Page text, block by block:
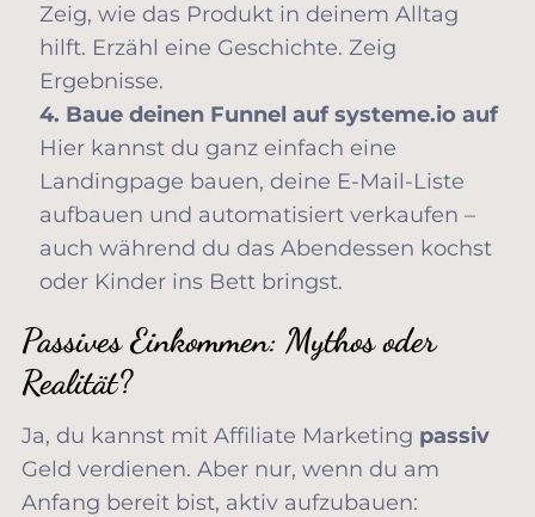
Zeig, wie das Produkt in deinem Alltag
hilft. Erzähl eine Geschichte. Zeig
Ergebnisse.
4. Baue deinen Funnel auf systeme.io auf
Hier kannst du ganz einfach eine
Landingpage bauen, deine E-Mail-Liste
aufbauen und automatisiert verkaufen –
auch während du das Abendessen kochst
oder Kinder ins Bett bringst.
Passives Einkommen: Mythos oder
Realität?
Ja, du kannst mit Affiliate Marketing passiv
Geld verdienen. Aber nur, wenn du am
Anfang bereit bist, aktiv aufzubauen: